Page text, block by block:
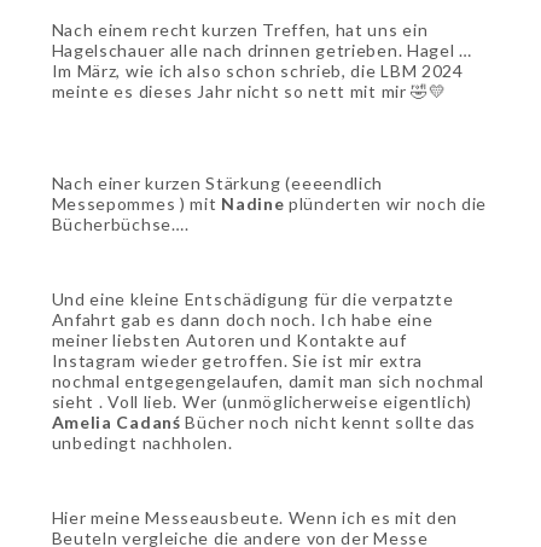
Nach einem recht kurzen Treffen, hat uns ein
Hagelschauer alle nach drinnen getrieben. Hagel …
Im März, wie ich also schon schrieb, die LBM 2024
meinte es dieses Jahr nicht so nett mit mir 🤣💛
Nach einer kurzen Stärkung (eeeendlich
Messepommes ) mit Nadine plünderten wir noch die
Bücherbüchse….
Und eine kleine Entschädigung für die verpatzte
Anfahrt gab es dann doch noch. Ich habe eine
meiner liebsten Autoren und Kontakte auf
Instagram wieder getroffen. Sie ist mir extra
nochmal entgegengelaufen, damit man sich nochmal
sieht . Voll lieb. Wer (unmöglicherweise eigentlich)
Amelia Cadanś Bücher noch nicht kennt sollte das
unbedingt nachholen.
Hier meine Messeausbeute. Wenn ich es mit den
Beuteln vergleiche die andere von der Messe